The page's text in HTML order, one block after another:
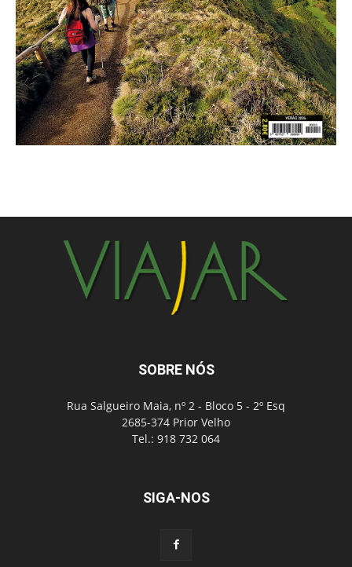
SOBRE NÓS
Rua Salgueiro Maia, nº 2 - Bloco 5 - 2º Esq
2685-374 Prior Velho
Tel.: 918 732 064
SIGA-NOS